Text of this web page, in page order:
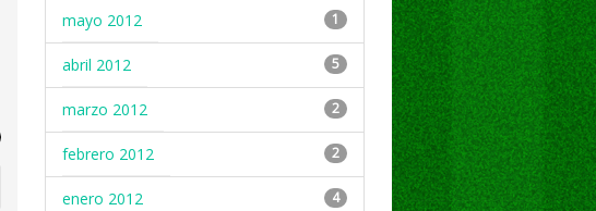
mayo 2012 1
abril 2012 5
marzo 2012 2
febrero 2012 2
enero 2012 4